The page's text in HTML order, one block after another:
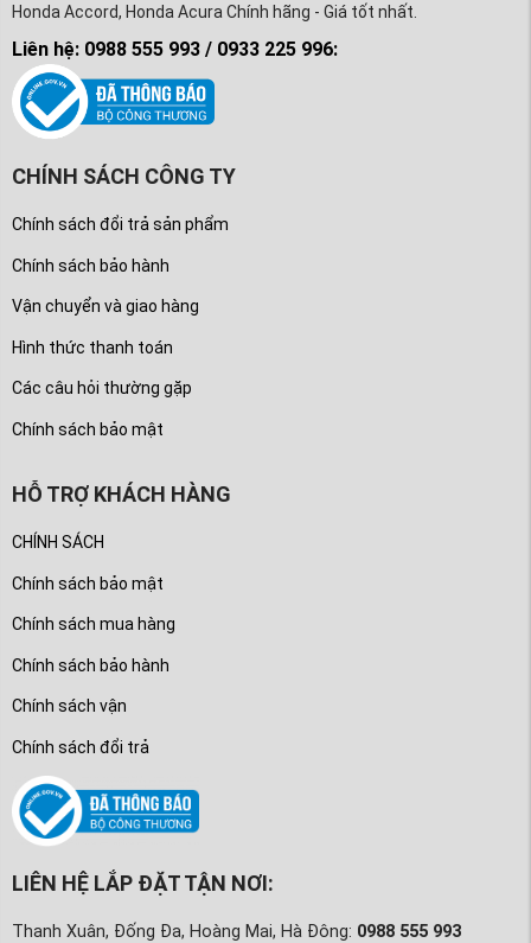
Honda Accord, Honda Acura Chính hãng - Giá tốt nhất.
Liên hệ: 0988 555 993 / 0933 225 996:
CHÍNH SÁCH CÔNG TY
Chính sách đổi trả sản phẩm
Chính sách bảo hành
Vận chuyển và giao hàng
Hình thức thanh toán
Các câu hỏi thường gặp
Chính sách bảo mật
HỖ TRỢ KHÁCH HÀNG
CHÍNH SÁCH
Chính sách bảo mật
Chính sách mua hàng
Chính sách bảo hành
Chính sách vận
Chính sách đổi trả
LIÊN HỆ LẮP ĐẶT TẬN NƠI:
Thanh Xuân, Đống Đa, Hoàng Mai, Hà Đông: 0988 555 993